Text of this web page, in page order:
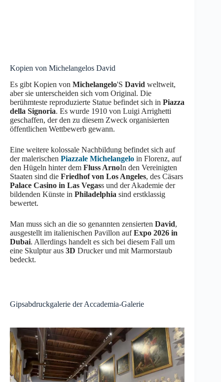
Kopien von Michelangelos David
Es gibt Kopien von Michelangelo'S David weltweit,
aber sie unterscheiden sich vom Original. Die
berühmteste reproduzierte Statue befindet sich in Piazza
della Signoria. Es wurde 1910 von Luigi Arrighetti
geschaffen, der den zu diesem Zweck organisierten
öffentlichen Wettbewerb gewann.
Eine weitere kolossale Nachbildung befindet sich auf
der malerischen Piazzale Michelangelo in Florenz, auf
den Hügeln hinter dem Fluss ArnoIn den Vereinigten
Staaten sind die Friedhof von Los Angeles, des Cäsars
Palace Casino in Las Vegass und der Akademie der
bildenden Künste in Philadelphia sind erstklassig
bewertet.
Man muss sich an die so genannten zensierten David,
ausgestellt im italienischen Pavillon aufExpo 2026 in
Dubai. Allerdings handelt es sich bei diesem Fall um
eine Skulptur aus 3D Drucker und mit Marmorstaub
bedeckt.
Gipsabdruckgalerie der Accademia-Galerie